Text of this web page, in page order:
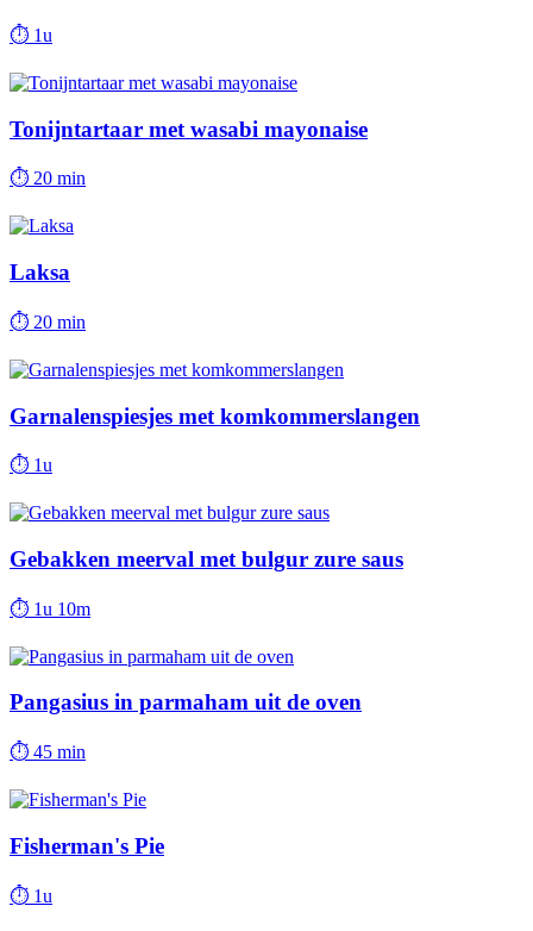
⏱ 1u
Tonijntartaar met wasabi mayonaise
⏱ 20 min
Laksa
⏱ 20 min
Garnalenspiesjes met komkommerslangen
⏱ 1u
Gebakken meerval met bulgur zure saus
⏱ 1u 10m
Pangasius in parmaham uit de oven
⏱ 45 min
Fisherman's Pie
⏱ 1u